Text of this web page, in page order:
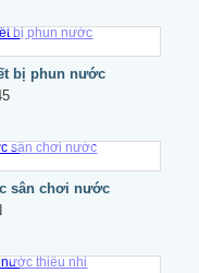
bị phun nước
sân chơi nước